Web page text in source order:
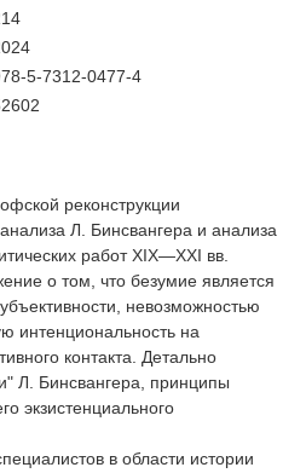
5-7312-0477-4
реконструкции
Л. Бинсвангера и анализа
работ XIX—XXI вв.
о том, что безумие является
невозможностью
интенциональность на
контакта. Детально
Л. Бинсвангера, принципы
экзистенциального
в области истории